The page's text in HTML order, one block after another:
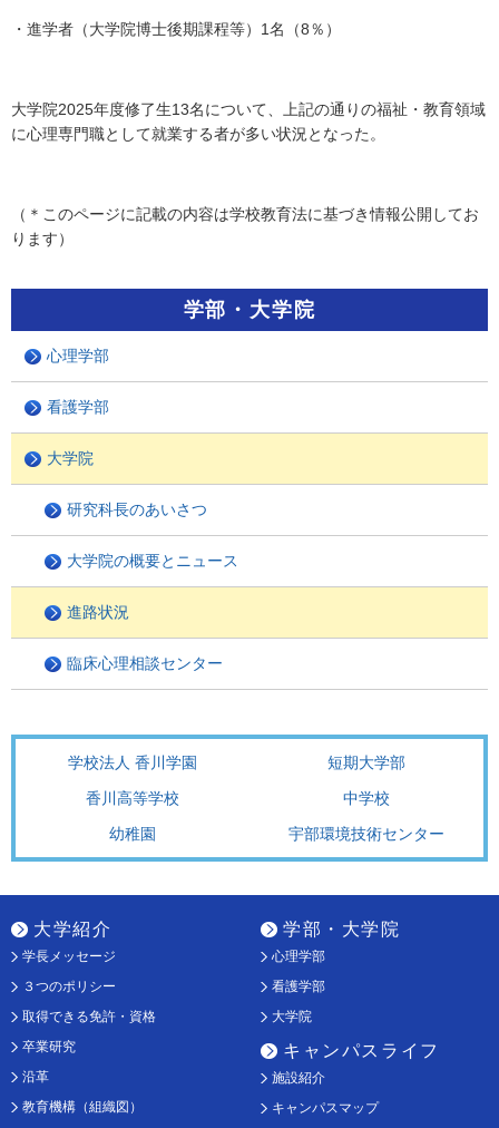
・進学者（大学院博士後期課程等）1名（8％）
大学院2025年度修了生13名について、上記の通りの福祉・教育領域
に心理専門職として就業する者が多い状況となった。
（＊このページに記載の内容は学校教育法に基づき情報公開してお
ります）
学部・大学院
心理学部
看護学部
大学院
研究科長のあいさつ
大学院の概要とニュース
進路状況
臨床心理相談センター
学校法人 香川学園
短期大学部
香川高等学校
中学校
幼稚園
宇部環境技術センター
大学紹介
学長メッセージ
３つのポリシー
取得できる免許・資格
卒業研究
沿革
教育機構（組織図）
学部・大学院
心理学部
看護学部
大学院
キャンパスライフ
施設紹介
キャンパスマップ